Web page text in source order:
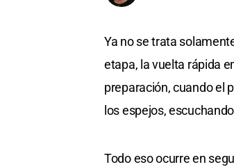
Ya no se trata
etapa, la vuelta rápida
preparación, cuando el
los espejos,
Todo eso ocurre en